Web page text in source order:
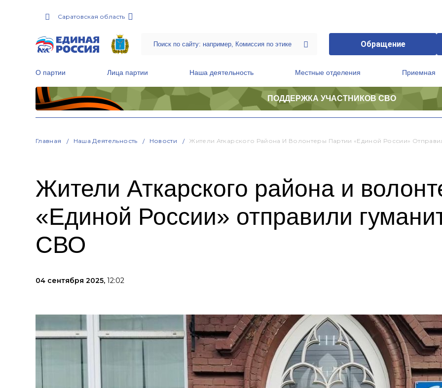
Саратовская область
Обращение
О партии Лица партии Наша деятельность Местные отделения Приемная
ПОДДЕРЖКА УЧАСТНИКОВ СВО
Главная Наша Деятельность Новости Жители Аткарского Района И Волонтеры Партии «Единой России»
Жители Аткарского района и
«Единой России» отправили
СВО
04 сентября 2025, 12:02